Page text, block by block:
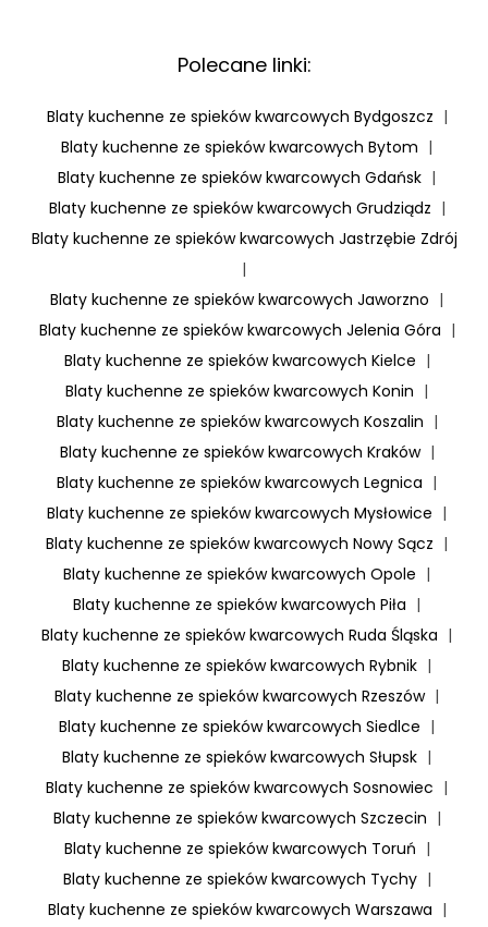
Polecane linki:
Blaty kuchenne ze spieków kwarcowych Bydgoszcz |
Blaty kuchenne ze spieków kwarcowych Bytom |
Blaty kuchenne ze spieków kwarcowych Gdańsk |
Blaty kuchenne ze spieków kwarcowych Grudziądz |
Blaty kuchenne ze spieków kwarcowych Jastrzębie Zdrój
|
Blaty kuchenne ze spieków kwarcowych Jaworzno |
Blaty kuchenne ze spieków kwarcowych Jelenia Góra |
Blaty kuchenne ze spieków kwarcowych Kielce |
Blaty kuchenne ze spieków kwarcowych Konin |
Blaty kuchenne ze spieków kwarcowych Koszalin |
Blaty kuchenne ze spieków kwarcowych Kraków |
Blaty kuchenne ze spieków kwarcowych Legnica |
Blaty kuchenne ze spieków kwarcowych Mysłowice |
Blaty kuchenne ze spieków kwarcowych Nowy Sącz |
Blaty kuchenne ze spieków kwarcowych Opole |
Blaty kuchenne ze spieków kwarcowych Piła |
Blaty kuchenne ze spieków kwarcowych Ruda Śląska |
Blaty kuchenne ze spieków kwarcowych Rybnik |
Blaty kuchenne ze spieków kwarcowych Rzeszów |
Blaty kuchenne ze spieków kwarcowych Siedlce |
Blaty kuchenne ze spieków kwarcowych Słupsk |
Blaty kuchenne ze spieków kwarcowych Sosnowiec |
Blaty kuchenne ze spieków kwarcowych Szczecin |
Blaty kuchenne ze spieków kwarcowych Toruń |
Blaty kuchenne ze spieków kwarcowych Tychy |
Blaty kuchenne ze spieków kwarcowych Warszawa |